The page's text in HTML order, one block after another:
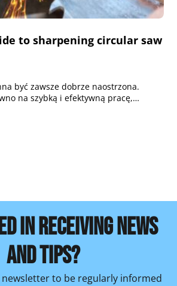
to sharpening circular saw
być zawsze dobrze naostrzona.
na szybką i efektywną pracę,…
IN RECEIVING NEWS
AND TIPS?
to be regularly informed